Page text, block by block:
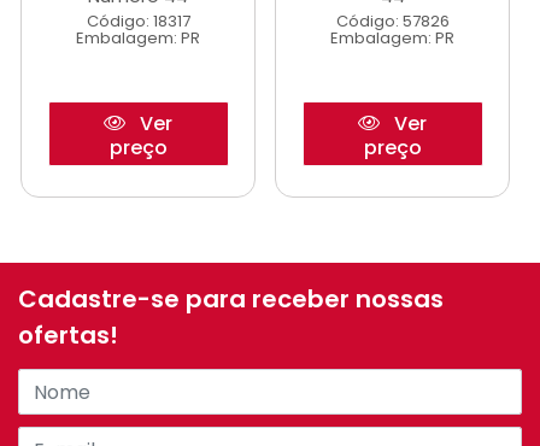
Código: 18317
Embalagem: PR
Ver
preço
Código: 57826
Embalagem: PR
Ver
preço
Cadastre-se para receber nossas
ofertas!